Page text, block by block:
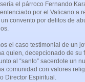
el párroco Fernando
por el Vaticano a
convento por delitos de
el caso testimonial de un
quien, decepcionado de su
al “santo” sacerdote un
comunidad con valores
Director Espiritual.